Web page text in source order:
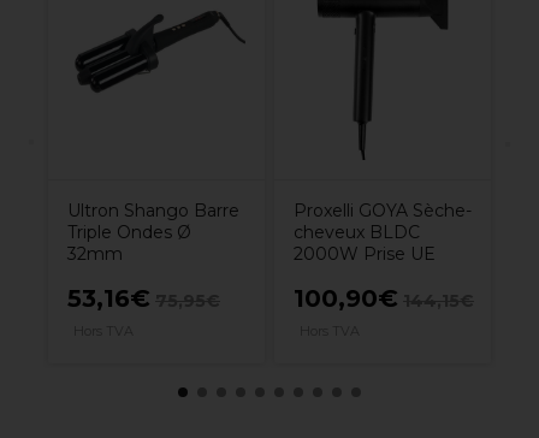
Ultron Shango Barre
Triple Ondes Ø
32mm
53,16€
Proxelli GOYA Sèche-
cheveux BLDC
2000W Prise UE
100,90€